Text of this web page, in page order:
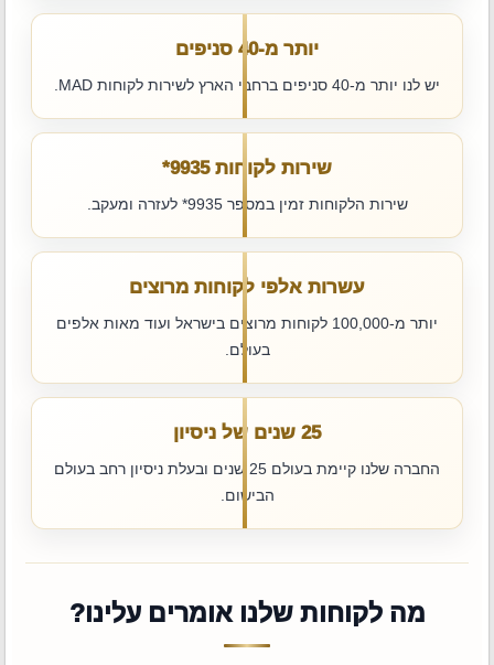
יותר מ-40 סניפים
יש לנו יותר מ-40 סניפים ברחבי הארץ לשירות לקוחות MAD.
שירות לקוחות ‎*9935
שירות הלקוחות זמין במספר ‎*9935 לעזרה ומעקב.
עשרות אלפי לקוחות מרוצים
יותר מ-100,000 לקוחות מרוצים בישראל ועוד מאות אלפים
בעולם.
25 שנים של ניסיון
החברה שלנו קיימת בעולם 25 שנים ובעלת ניסיון רחב בעולם
הבישום.
מה לקוחות שלנו אומרים עלינו?